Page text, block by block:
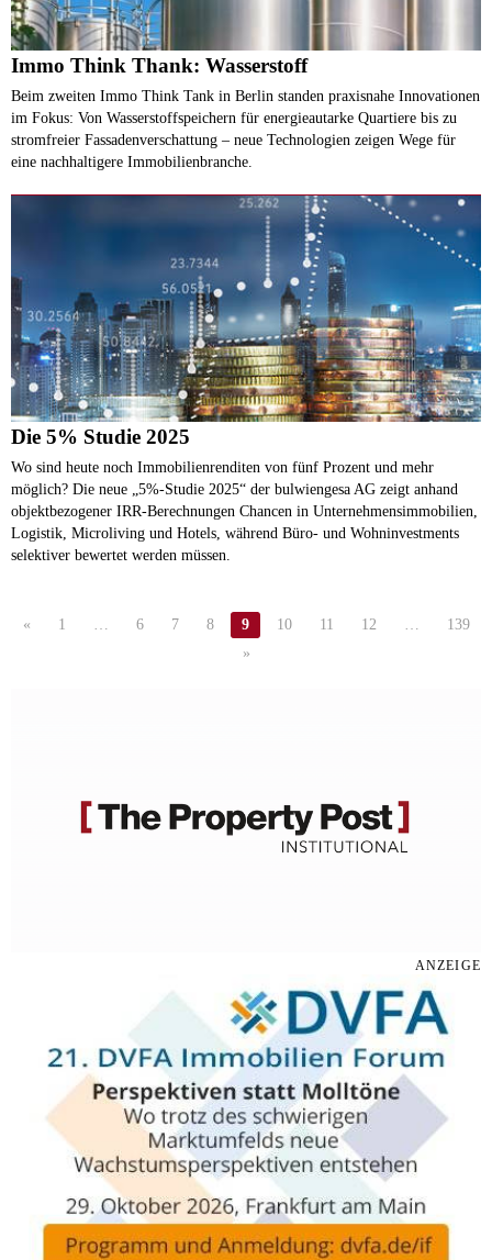
Immo Think Thank: Wasserstoff
Beim zweiten Immo Think Tank in Berlin standen praxisnahe Innovationen
im Fokus: Von Wasserstoffspeichern für energieautarke Quartiere bis zu
stromfreier Fassadenverschattung – neue Technologien zeigen Wege für
eine nachhaltigere Immobilienbranche.
Die 5% Studie 2025
Wo sind heute noch Immobilienrenditen von fünf Prozent und mehr
möglich? Die neue „5%-Studie 2025“ der bulwiengesa AG zeigt anhand
objektbezogener IRR-Berechnungen Chancen in Unternehmensimmobilien,
Logistik, Microliving und Hotels, während Büro- und Wohninvestments
selektiver bewertet werden müssen.
« 1 6 7 8 9 10 11 12
139
»
ANZEIGE